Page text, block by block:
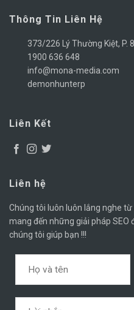
Thông Tin Liên Hệ
373/226 Lý Thường Kiệt, P.
1900 636 648
info@mona-media.com
demonhunterp
Liên Kết
Liên hệ
Chúng tôi luôn luôn lắng nghe
mang đến những giải pháp SEO
chúng tôi giúp bạn !!!